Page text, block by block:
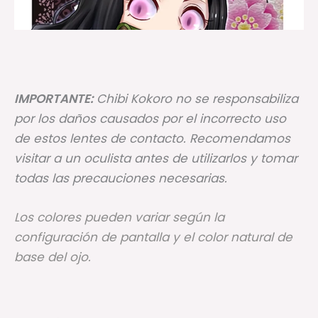
IMPORTANTE:Chibi Kokoro no se responsabiliza
por los daños causados por el incorrecto uso
de estos lentes de contacto. Recomendamos
visitar a un oculista antes de utilizarlos y tomar
todas las precauciones necesarias.
Los colores pueden variar según la
configuración de pantalla y el color natural de
base del ojo.